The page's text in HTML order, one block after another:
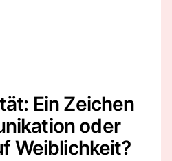
Ein Zeichen
oder
Weiblichkeit?